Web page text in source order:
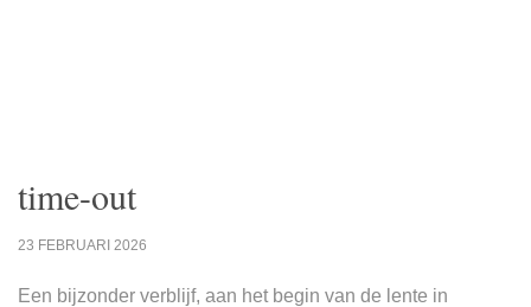
time-out
23 FEBRUARI 2026
Een bijzonder verblijf, aan het begin van de lente in